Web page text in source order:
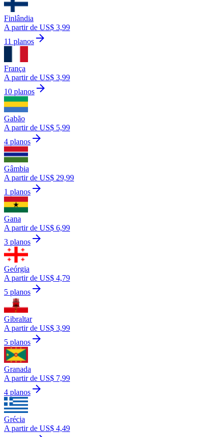
Finlândia
A partir de US$ 3,99
11 planos
França
A partir de US$ 3,99
10 planos
Gabão
A partir de US$ 5,99
4 planos
Gâmbia
A partir de US$ 29,99
1 planos
Gana
A partir de US$ 6,99
3 planos
Geórgia
A partir de US$ 4,79
5 planos
Gibraltar
A partir de US$ 3,99
5 planos
Granada
A partir de US$ 7,99
4 planos
Grécia
A partir de US$ 4,49